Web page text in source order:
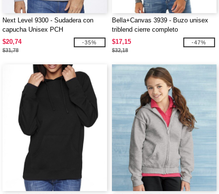
Next Level 9300 - Sudadera con
capucha Unisex PCH
$20,74
$31,78
-35%
Bella+Canvas 3939 - Buzo unisex
triblend cierre completo
$17,15
$32,18
-47%